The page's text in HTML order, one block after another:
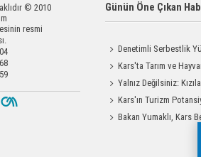
© 2010
resmi
Günün Öne Çıkan
Denetimli Serbestlik
Okula Temizlik Desteği
Kars'ta Tarım ve
Yatırıldı
Yalnız Değilsiniz:
Kars'ın Turizm
Bakan Yumaklı, Kars